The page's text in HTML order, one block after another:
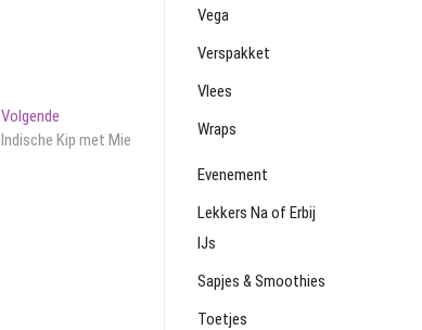
Volgende
bericht:
Indische Kip met Mie
Vega
Verspakket
Vlees
Wraps
Evenement
Lekkers Na of Erbij
IJs
Sapjes & Smoothies
Toetjes